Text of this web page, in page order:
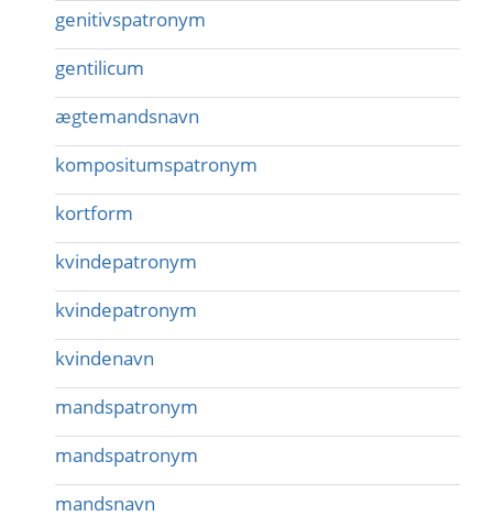
genitivspatronym
gentilicum
ægtemandsnavn
kompositumspatronym
kortform
kvindepatronym
kvindepatronym
kvindenavn
mandspatronym
mandspatronym
mandsnavn